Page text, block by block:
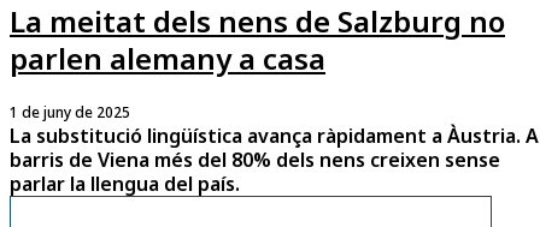
La meitat dels nens de Salzburg no
parlen alemany a casa
1 de juny de 2025
La substitució lingüística avança ràpidament a Àustria. A
barris de Viena més del 80% dels nens creixen sense
parlar la llengua del país.